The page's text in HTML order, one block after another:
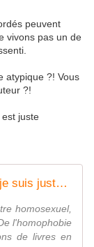
peuvent
vivons pas un de
atypique ?! Vous
?!
juste
Je n'ai pas choisi d'être homosexuel, je suis juste chanceux : Partie 2 : Enquête, De l'homophobie religieuse à la liberté d'aimer
homosexuel,
l'homophobie
de livres en